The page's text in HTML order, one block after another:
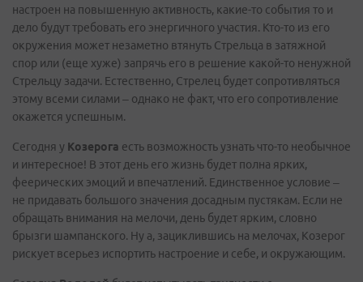
настроен на повышенную активность, какие-то события то и
дело будут требовать его энергичного участия. Кто-то из его
окружения может незаметно втянуть Стрельца в затяжной
спор или (еще хуже) запрячь его в решение какой-то ненужной
Стрельцу задачи. Естественно, Стрелец будет сопротивляться
этому всеми силами – однако не факт, что его сопротивление
окажется успешным.
Сегодня у Козерога есть возможность узнать что-то необычное
и интересное! В этот день его жизнь будет полна ярких,
феерических эмоций и впечатлений. Единственное условие –
не придавать большого значения досадным пустякам. Если не
обращать внимания на мелочи, день будет ярким, словно
брызги шампанского. Ну а, зациклившись на мелочах, Козерог
рискует всерьез испортить настроение и себе, и окружающим.